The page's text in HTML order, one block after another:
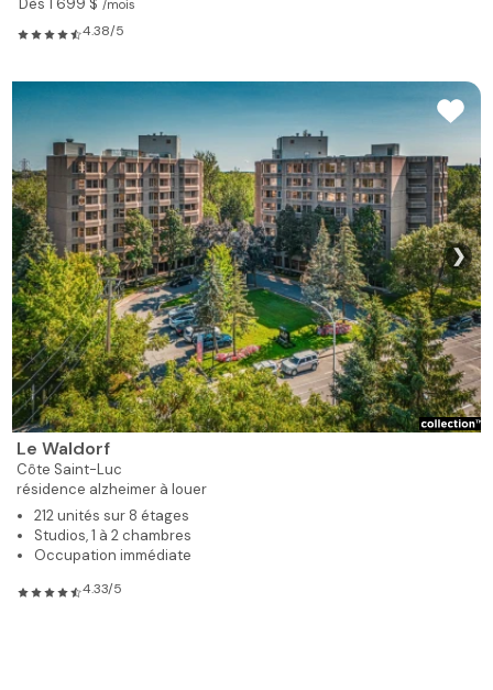
/mois
4.38/5
❯
Le Waldorf
Côte Saint-Luc
résidence alzheimer à louer
212 unités sur 8 étages
Studios, 1 à 2 chambres
Occupation immédiate
4.33/5